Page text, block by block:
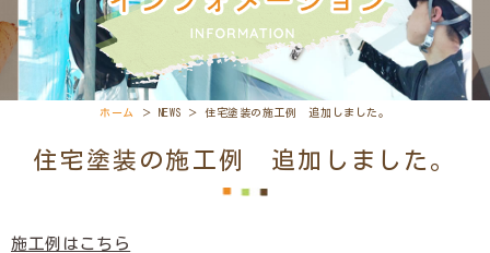
ホーム ＞ NEWS ＞ 住宅塗装の施工例 追加しました。
住宅塗装の施工例 追加しました。
施工例はこちら